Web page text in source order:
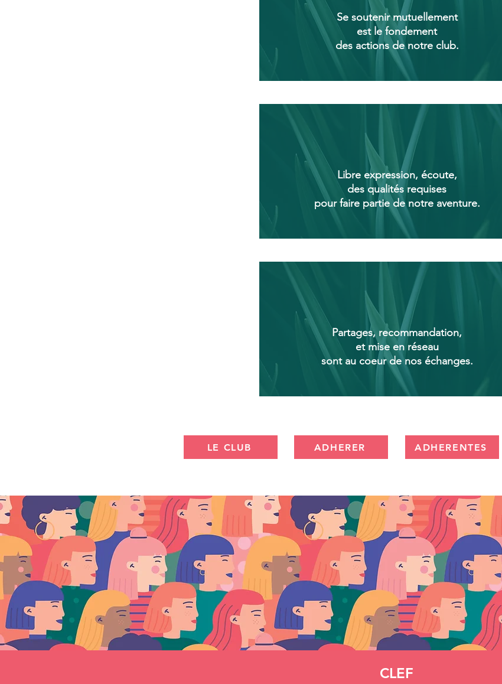
Se soutenir mutuellement
est le fondement
des actions de notre club.
Libre expression, écoute,
des qualités requises
pour faire partie de notre aventure.
Partages, recommandation,
et mise en réseau
sont au coeur de nos échanges.
LE CLUB ADHERER ADHERENTES
CLEF